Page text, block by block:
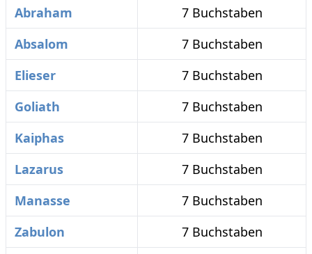
Abraham
7 Buchstaben
Absalom
7 Buchstaben
Elieser
7 Buchstaben
Goliath
7 Buchstaben
Kaiphas
7 Buchstaben
Lazarus
7 Buchstaben
Manasse
7 Buchstaben
Zabulon
7 Buchstaben